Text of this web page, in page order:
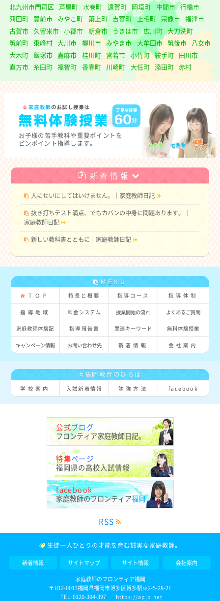
北九州市門司区 芦屋町 水巻町 遠賀町 岡垣町 中間市 行橋市
苅田町 豊前市 みやこ町 築上町 吉富町 上毛町 宗像市 福津市
古賀市 久留米市 小郡市 朝倉市 うきは市 広川町 大刀洗町
筑前町 東峰村 大川市 柳川市 みやま市 大牟田市 筑後市 八女市
大木町 飯塚市 嘉麻市 桂川町 宮若市 小竹町 鞍手町 田川市
直方市 糸田町 福智町 香春町 川崎町 大任町 添田町 赤村
お子様の苦手教科や重要ポイントを
ピンポイント指導します。
新着情報
人にせいにしてはいけません。｜家庭教師日記
抜き打ちテスト満点、でもカバンの中身に問題あります。｜
家庭教師日記
新しい教科書とともに｜家庭教師日記
MENU
ＴＯＰ 特長と概要 指導コース 指導体制
指導地域 料金システム 授業開始の流れ よくあるご質問
家庭教師体験記 指導報告書 関連キーワード 無料体験授業
キャンペーン情報 お問い合わせ先 新着情報 会社案内
福岡教育のひろば
学校案内 入試新着情報 勉強方法 facebook
公式ブログ
フロンティア家庭教師日記。
特集ページ
福岡県の高校入試情報
facebook
家庭教師のフロンティア福岡
RSS
生徒一人ひとりの才能を育む誠実な家庭教師。
新着情報 サイトマップ サイト情報
会社案内
家庭教師のフロンティア福岡
〒812-0013福岡県福岡市博多区博多駅東2-5-28-2F
TEL:0120-394-397 https://apjp.net